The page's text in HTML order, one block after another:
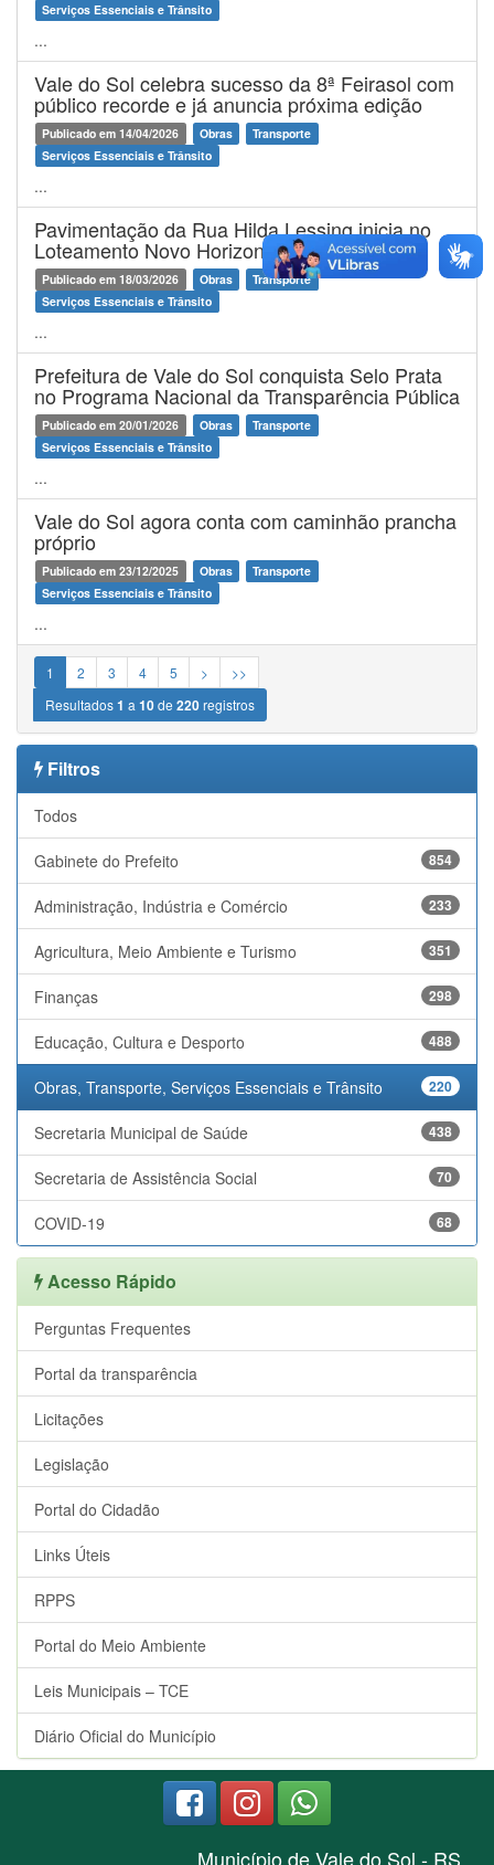
Serviços Essenciais e Trânsito
...
Vale do Sol celebra sucesso da 8ª Feirasol com
público recorde e já anuncia próxima edição
Publicado em 14/04/2026 Obras
Transporte
Serviços Essenciais e Trânsito
...
Pavimentação da Rua Hilda Lessing inicia no
Loteamento Novo Horizonte
Publicado em 18/03/2026 Obras
Transporte
Serviços Essenciais e Trânsito
...
Prefeitura de Vale do Sol conquista Selo Prata
no Programa Nacional da Transparência Pública
Publicado em 20/01/2026 Obras
Transporte
Serviços Essenciais e Trânsito
...
Vale do Sol agora conta com caminhão prancha
próprio
Publicado em 23/12/2025 Obras
Transporte
Serviços Essenciais e Trânsito
...
1 2 3 4 5 >
>>
Resultados1 a 10de 220registros
Filtros
Todos
854
Gabinete do Prefeito
233
Administração, Indústria e Comércio
351
Agricultura, Meio Ambiente e Turismo
298
Finanças
488
Educação, Cultura e Desporto
220
Obras, Transporte, Serviços Essenciais e Trânsito
438
Secretaria Municipal de Saúde
70
Secretaria de Assistência Social
68
COVID-19
Acesso Rápido
Perguntas Frequentes
Portal da transparência
Licitações
Legislação
Portal do Cidadão
Links Úteis
RPPS
Portal do Meio Ambiente
Leis Municipais – TCE
Diário Oficial do Município
Município de Vale do Sol - RS